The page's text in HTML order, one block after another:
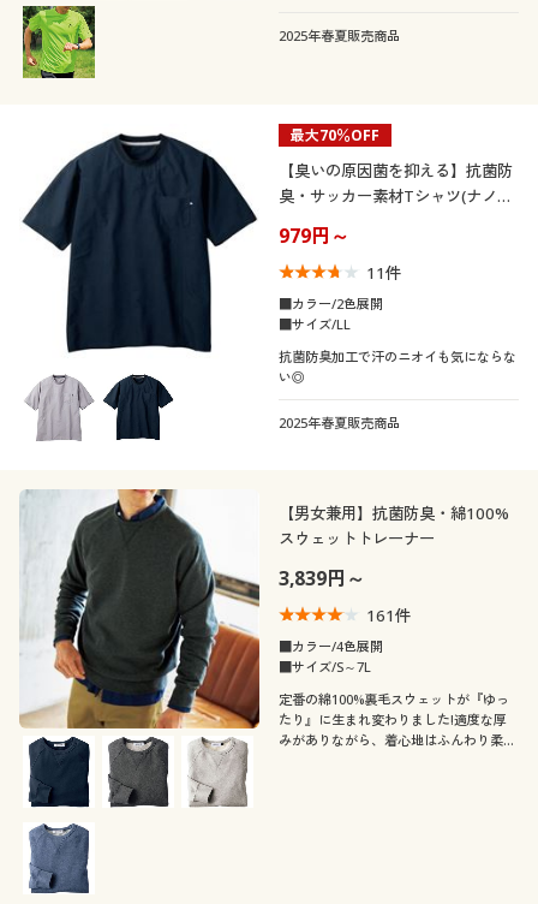
2025年春夏販売商品
最大70％OFF
【臭いの原因菌を抑える】抗菌防
臭・サッカー素材Tシャツ(ナノフ
979円～
11件
■カラー/2色展開
■サイズ/LL
抗菌防臭加工で汗のニオイも気にならな
い◎
2025年春夏販売商品
【男女兼用】抗菌防臭・綿100%
スウェットトレーナー
3,839円～
161件
■カラー/4色展開
■サイズ/S～7L
定番の綿100%裏毛スウェットが『ゆっ
たり』に生まれ変わりました!適度な厚
みがありながら、着心地はふんわり柔ら